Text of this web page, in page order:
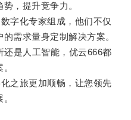
，提升竞争力。
化专家组成，他们不仅
需求量身定制解决方案。
是人工智能，优云666都
旅更加顺畅，让您领先